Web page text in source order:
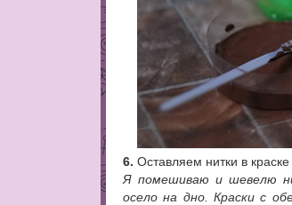
6. Оставляем нитки в
Я помешиваю и шевелю
осело на дно. Краски с